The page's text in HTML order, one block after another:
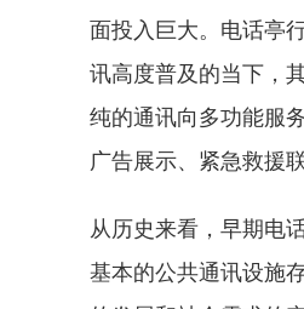
面投入巨大。电话亭
讯高度普及的当下，
纯的通讯向多功能服
广告展示、紧急救援联
从历史来看，早期电
基本的公共通讯设施